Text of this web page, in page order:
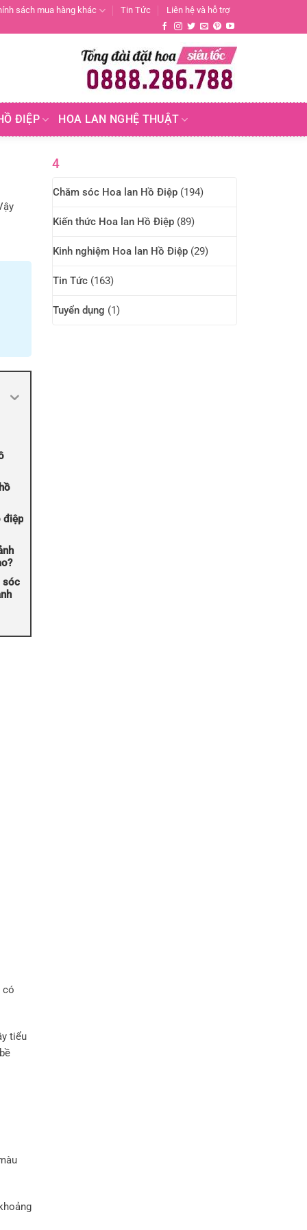
sách mua hàng khác Tin Tức Liên hệ và hỗ trợ
ĐIỆP HOA LAN NGHỆ THUẬT
điệp
sóc
có
tiểu
4
Chăm sóc Hoa lan Hồ Điệp (194)
Kiến thức Hoa lan Hồ Điệp (89)
Kinh nghiệm Hoa lan Hồ Điệp (29)
Tin Tức (163)
Tuyển dụng (1)